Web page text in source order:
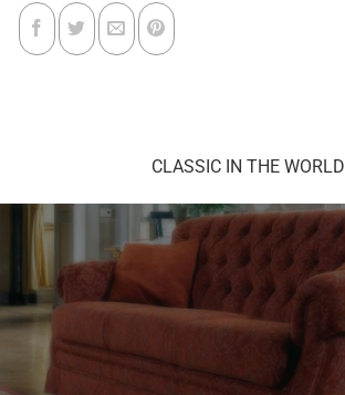
CLASSIC IN THE WORLD